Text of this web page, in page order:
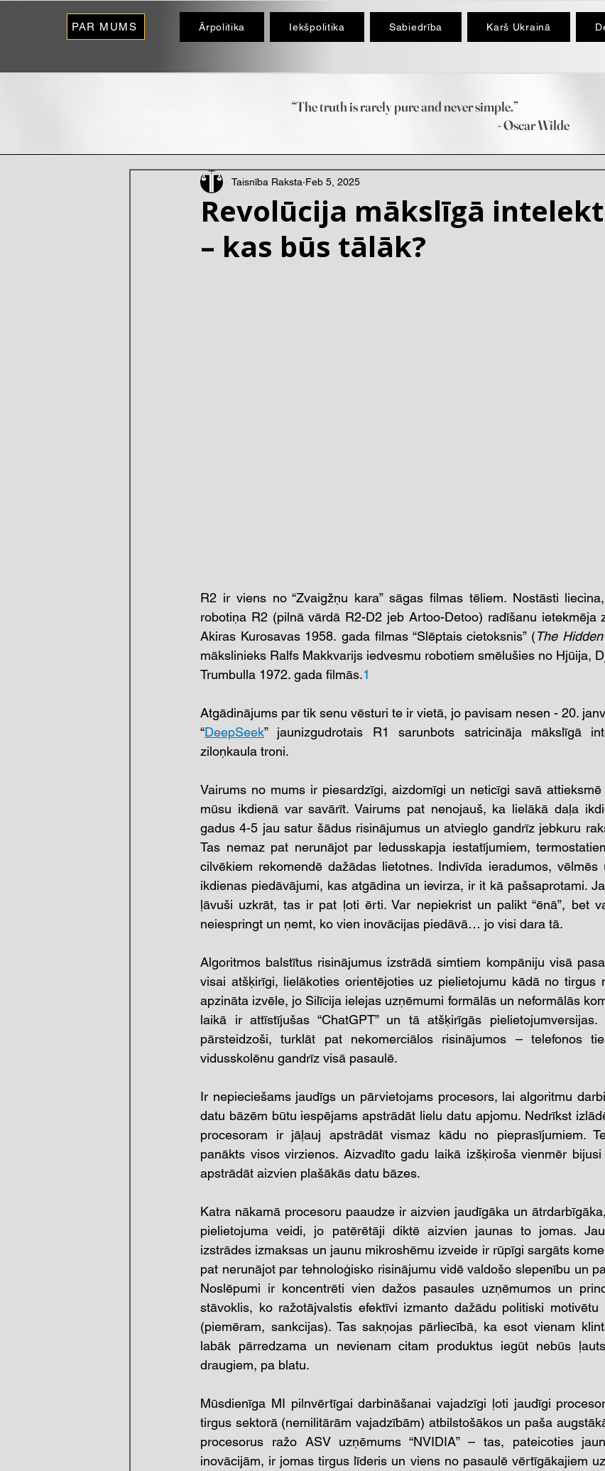
PAR MUMS Ārpolitika Iekšpolitika Sabiedrība Karš Ukrainā
“The truth is rarely pure and never simple.”
- Oscar Wilde
Revolūcija mākslīgā
– kas būs tālāk?
Taisnība Raksta Feb 5, 2025
R2 ir viens no “Zvaigžņu kara” sāgas filmas tēliem. Nostāsti
robotiņa R2 (pilnā vārdā R2-D2 jeb Artoo-Detoo) radīšanu ietekmēja
Akiras Kurosavas 1958. gada filmas “Slēptais cietoksnis” (The
mākslinieks Ralfs Makkvarijs iedvesmu robotiem smēlušies no Hjūija,
Trumbulla 1972. gada filmās.1
Atgādinājums par tik senu vēsturi te ir vietā, jo pavisam nesen - 20.
“DeepSeek” jaunizgudrotais R1 sarunbots satricināja mākslīgā
ziloņkaula troni.
Vairums no mums ir piesardzīgi, aizdomīgi un neticīgi savā
mūsu ikdienā var savārīt. Vairums pat nenojauš, ka lielākā daļa
gadus 4-5 jau satur šādus risinājumus un atvieglo gandrīz jebkuru
Tas nemaz pat nerunājot par ledusskapja iestatījumiem,
cilvēkiem rekomendē dažādas lietotnes. Indivīda ieradumos, vēlmēs
ikdienas piedāvājumi, kas atgādina un ievirza, ir it kā pašsaprotami.
ļāvuši uzkrāt, tas ir pat ļoti ērti. Var nepiekrist un palikt “ēnā”, bet
neiespringt un ņemt, ko vien inovācijas piedāvā… jo visi dara tā.
Algoritmos balstītus risinājumus izstrādā simtiem kompāniju visā
visai atšķirīgi, lielākoties orientējoties uz pielietojumu kādā no tirgus
apzināta izvēle, jo Silīcija ielejas uzņēmumi formālās un neformālās
laikā ir attīstījušas “ChatGPT” un tā atšķirīgās
pārsteidzoši, turklāt pat nekomerciālos risinājumos – telefonos
vidusskolēnu gandrīz visā pasaulē.
Ir nepieciešams jaudīgs un pārvietojams procesors, lai algoritmu
datu bāzēm būtu iespējams apstrādāt lielu datu apjomu. Nedrīkst
procesoram ir jāļauj apstrādāt vismaz kādu no pieprasījumiem.
panākts visos virzienos. Aizvadīto gadu laikā izšķiroša vienmēr
apstrādāt aizvien plašākās datu bāzes.
Katra nākamā procesoru paaudze ir aizvien jaudīgāka un
pielietojuma veidi, jo patērētāji diktē aizvien jaunas to jomas.
izstrādes izmaksas un jaunu mikroshēmu izveide ir rūpīgi sargāts
pat nerunājot par tehnoloģisko risinājumu vidē valdošo slepenību un
Noslēpumi ir koncentrēti vien dažos pasaules uzņēmumos un
stāvoklis, ko ražotājvalstis efektīvi izmanto dažādu politiski motivētu
(piemēram, sankcijas). Tas sakņojas pārliecībā, ka esot vienam
labāk pārredzama un nevienam citam produktus iegūt nebūs
draugiem, pa blatu.
Mūsdienīga MI pilnvērtīgai darbināšanai vajadzīgi ļoti jaudīgi
tirgus sektorā (nemilitārām vajadzībām) atbilstošākos un paša
procesorus ražo ASV uzņēmums “NVIDIA” – tas, pateicoties
inovācijām, ir jomas tirgus līderis un viens no pasaulē vērtīgākajiem